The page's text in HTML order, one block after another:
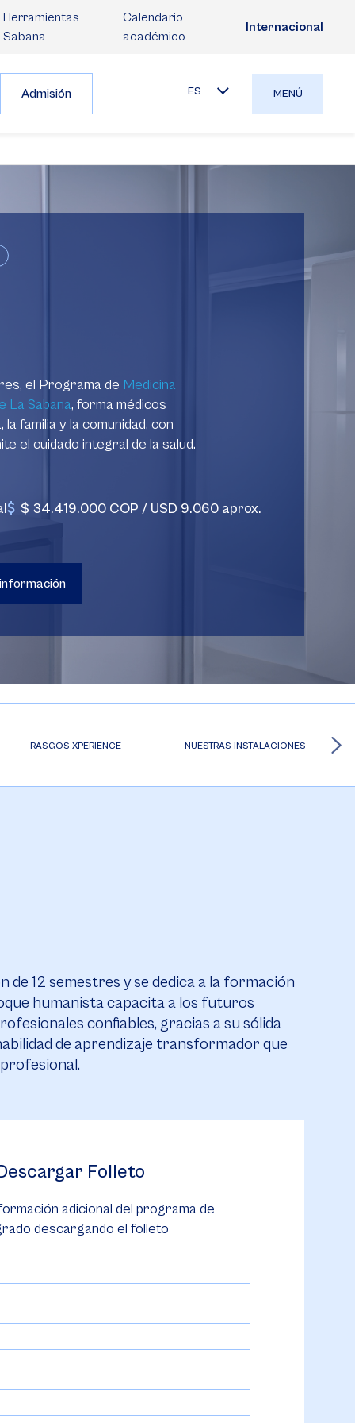
Herramientas
Sabana
Calendario
académico
Internacional
Admisión ES MENÚ
el Programa de Medicina
La Sabana, forma médicos
familia y la comunidad, con
el cuidado integral de la salud.
$ 34.419.000 COP / USD 9.060 aprox.
RASGOS XPERIENCE NUESTRAS INSTALACIONES
de 12 semestres y se dedica a la formación
humanista capacita a los futuros
confiables, gracias a su sólida
de aprendizaje transformador que
Folleto
adicional del programa de
descargando el folleto